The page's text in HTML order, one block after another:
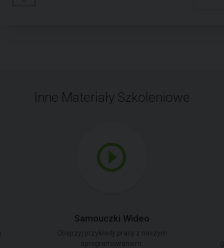
Inne Materiały Szkoleniowe
Samouczki Wideo